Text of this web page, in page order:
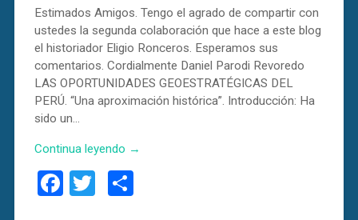
Estimados Amigos. Tengo el agrado de compartir con
ustedes la segunda colaboración que hace a este blog
el historiador Eligio Ronceros. Esperamos sus
comentarios. Cordialmente Daniel Parodi Revoredo
LAS OPORTUNIDADES GEOESTRATÉGICAS DEL
PERÚ. “Una aproximación histórica”. Introducción: Ha
sido un…
Continua leyendo →
Facebook
Twitter